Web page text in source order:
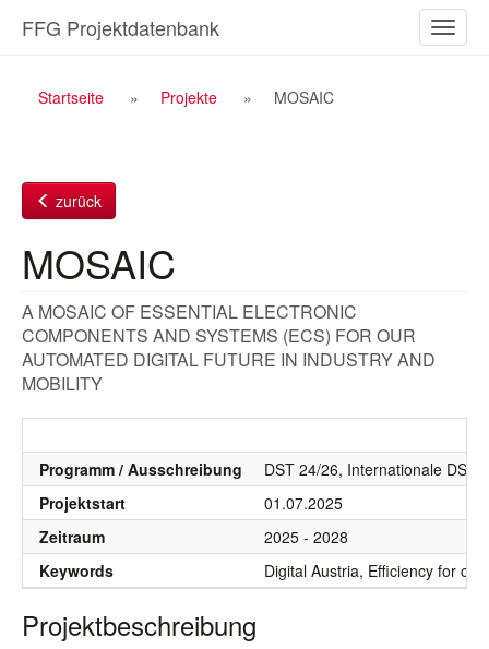
Inhalt
ein-/
FFG Projektdatenbank
Breadcrumb
Startseite Projekte MOSAIC
zurück
MOSAIC
A MOSAIC OF ESSENTIAL ELECTRONIC
COMPONENTS AND SYSTEMS (ECS) FOR OUR
AUTOMATED DIGITAL FUTURE IN INDUSTRY AND
MOBILITY
Programm / Ausschreibung
DST 24/26, Internationale
Projektstart
01.07.2025
Zeitraum
2025 - 2028
Keywords
Digital Austria, Efficiency for
Projektbeschreibung